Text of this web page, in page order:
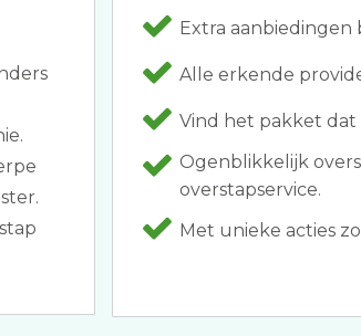
Extra aanbiedingen
Alle erkende
Vind het pakket
Ogenblikkelijk
overstapservice.
Met unieke acties